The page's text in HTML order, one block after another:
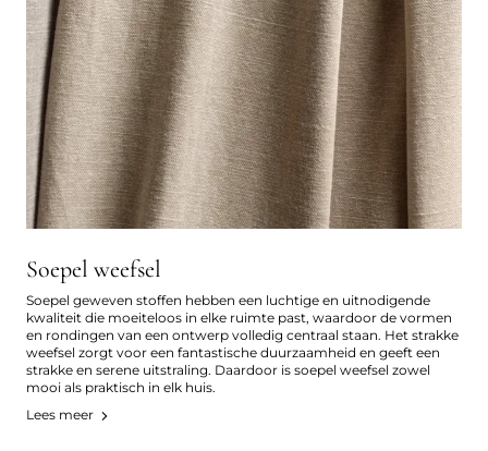
Soepel weefsel
Soepel geweven stoffen hebben een luchtige en uitnodigende
kwaliteit die moeiteloos in elke ruimte past, waardoor de vormen
en rondingen van een ontwerp volledig centraal staan. Het strakke
weefsel zorgt voor een fantastische duurzaamheid en geeft een
strakke en serene uitstraling. Daardoor is soepel weefsel zowel
mooi als praktisch in elk huis.
Lees meer